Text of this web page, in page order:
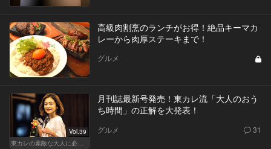
高級肉割烹のランチがお得！絶品キーマカ
レーから肉厚ステーキまで！
グルメ
Vol.39
東カレの素敵な大人に必要なこと
月刊誌最新号発売！東カレ流「大人のおう
ち時間」の正解を大発表！
グルメ 31